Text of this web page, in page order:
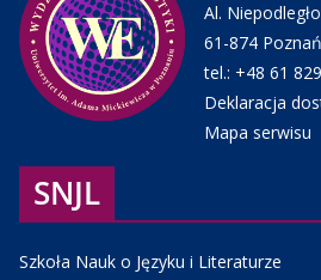
Al.
61-874 Poznań
tel.: +48 61
Deklaracja
Mapa serwisu
SNJL
Szkoła Nauk o Języku i Literaturze